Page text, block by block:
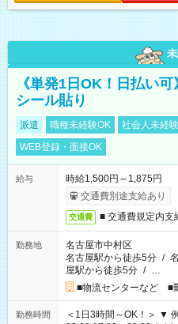
《単発1日OK！日払い
シール貼り
派遣 職種未経験OK 社会人未経
WEB登録・面接OK
給与
時給1,500円～1,875円
交通費別途支給あり
交通費 ■ 交通費規定内
勤務地
名古屋市中村区
名古屋駅から徒歩5分 /
屋駅から徒歩5分 / …
■物流センターなど ■
勤務時間
＜1日3時間～OK！＞ ▼ 例えば… ▼ 15:00～18:00 15:00～